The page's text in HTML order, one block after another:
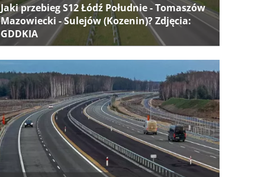
Jaki przebieg S12 Łódź Południe - Tomaszów
Mazowiecki - Sulejów (Kozenin)? Zdjęcia:
GDDKIA